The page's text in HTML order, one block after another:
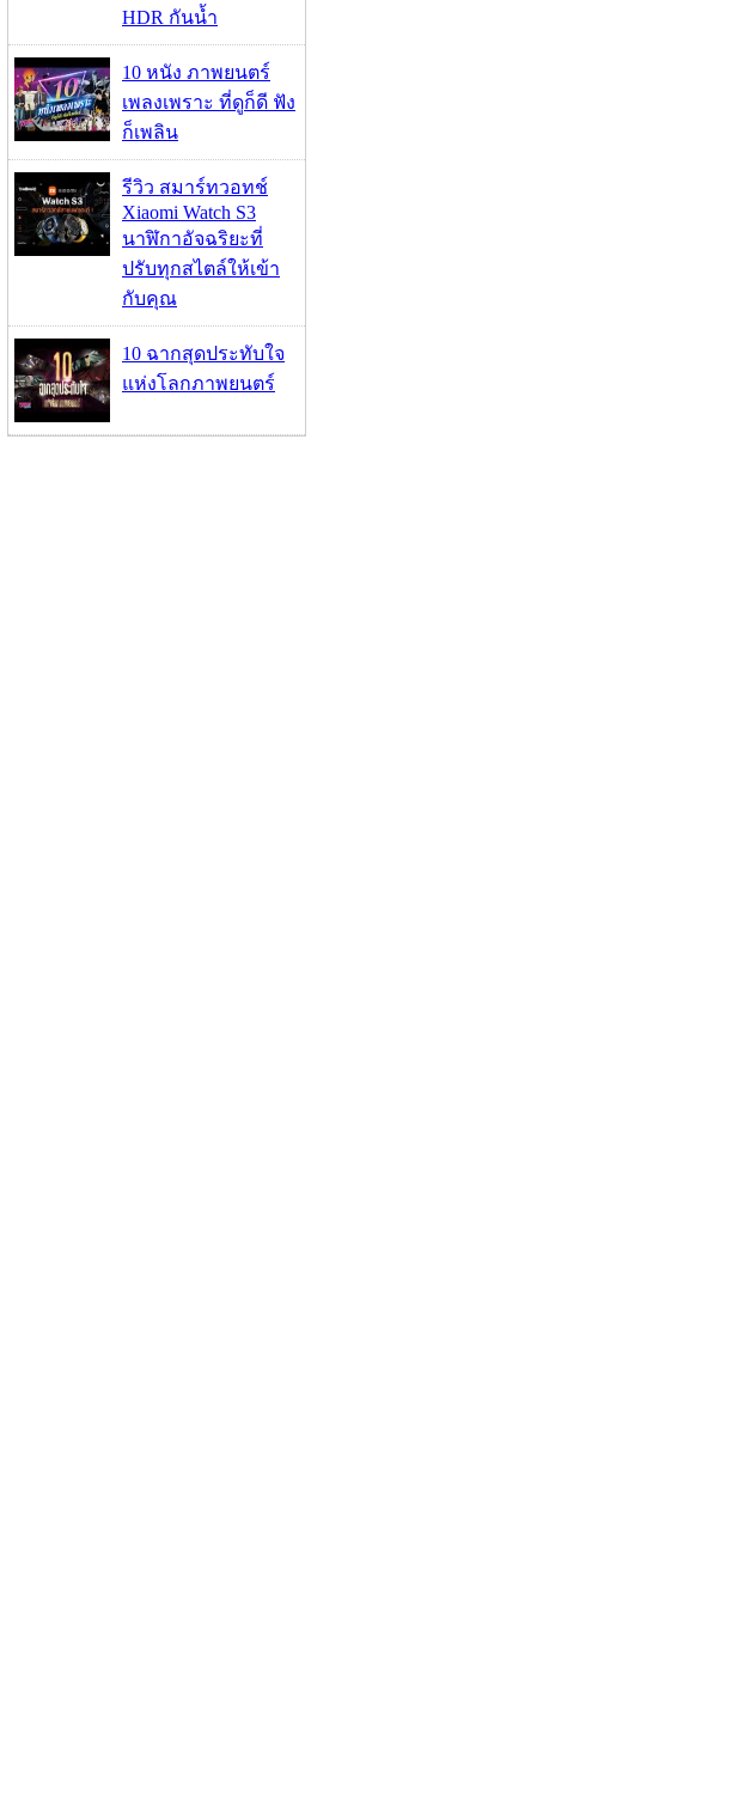
HDR กันน้ำ
10 หนัง ภาพยนตร์
เพลงเพราะ ที่ดูก็ดี ฟัง
ก็เพลิน
รีวิว สมาร์ทวอทช์
Xiaomi Watch S3
นาฬิกาอัจฉริยะที่
ปรับทุกสไตล์ให้เข้า
กับคุณ
10 ฉากสุดประทับใจ
แห่งโลกภาพยนตร์